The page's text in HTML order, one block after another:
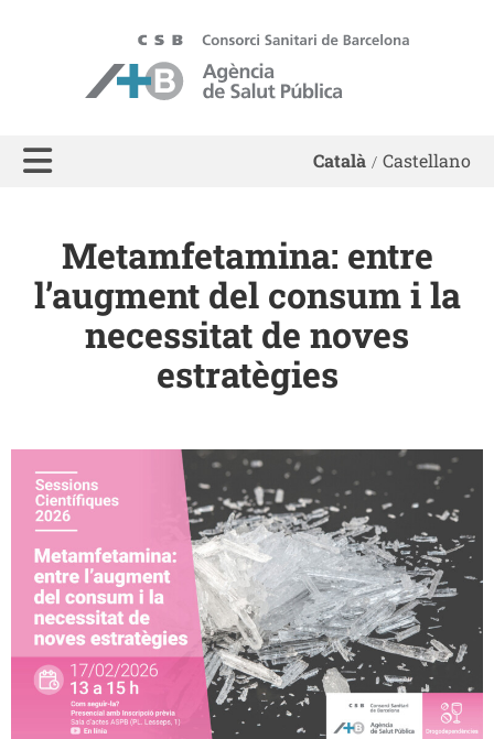
ASPB - Agència de Salut Pública de Barcelona
Català Castellano
Metamfetamina: entre
l’augment del consum i la
necessitat de noves
estratègies